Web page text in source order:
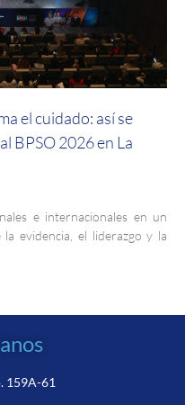
el cuidado: así se
BPSO 2026 en La
e internacionales en un
evidencia, el liderazgo y la
159A-61